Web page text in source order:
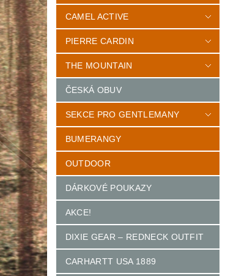
CAMEL ACTIVE
PIERRE CARDIN
THE MOUNTAIN
ČESKÁ OBUV
SEKCE PRO GENTLEMANY
BUMERANGY
OUTDOOR
DÁRKOVÉ POUKAZY
AKCE!
DIXIE GEAR – REDNECK OUTFIT
CARHARTT USA 1889